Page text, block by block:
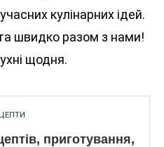
кулінарних ідей.
швидко разом з нами!
щодня.
приготування,